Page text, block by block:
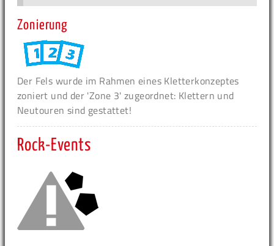
Zonierung
Der Fels wurde im Rahmen eines Kletterkonzeptes
zoniert und der 'Zone 3' zugeordnet: Klettern und
Neutouren sind gestattet!
Rock-Events